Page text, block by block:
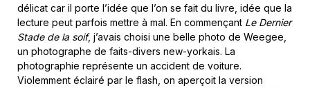
délicat car il porte l’idée que l’on se fait du livre, idée que la
lecture peut parfois mettre à mal. En commençant Le Dernier
Stade de la soif, j’avais choisi une belle photo de Weegee,
un photographe de faits-divers new-yorkais. La
photographie représente un accident de voiture.
Violemment éclairé par le flash, on aperçoit la version